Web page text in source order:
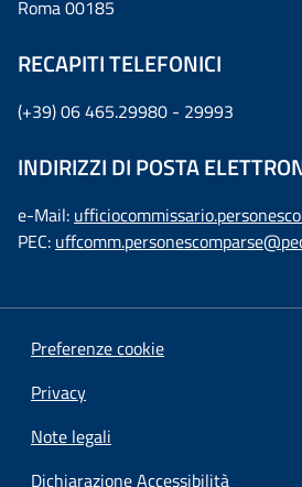
Roma 00185
RECAPITI TELEFONICI
(+39) 06 465.29980 - 29993
INDIRIZZI DI POSTA
e-Mail:
PEC:
Preferenze cookie
Privacy
Note legali
Dichiarazione Accessibilità